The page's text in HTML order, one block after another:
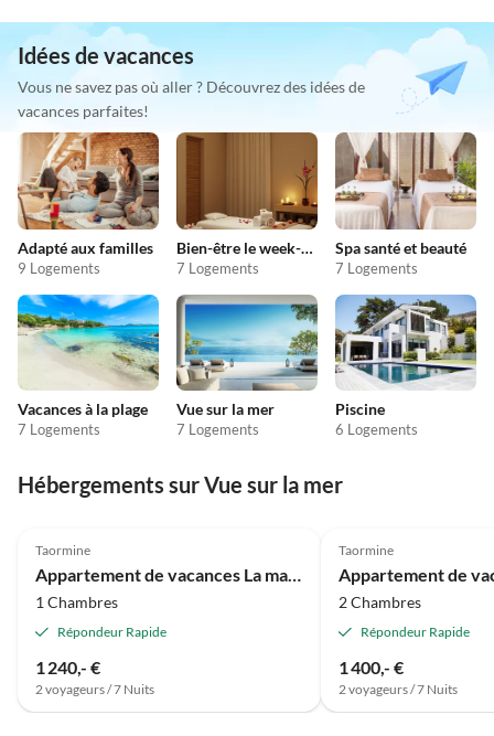
Idées de vacances
Vous ne savez pas où aller ? Découvrez des idées de
vacances parfaites!
Adapté aux familles
9 Logements
Bien-être le week-end
7 Logements
Spa santé et beauté
7 Logements
Vacances à la plage
7 Logements
Vue sur la mer
7 Logements
Piscine
6 Logements
Hébergements sur Vue sur la mer
Taormine
Appartement de vacances La maison d'Elisa
1 Chambres
Répondeur Rapide
1 240,- €
2 voyageurs / 7 Nuits
Taormine
2 Chambres
Répondeur Rapide
1 400,- €
2 voyageurs / 7 Nuits